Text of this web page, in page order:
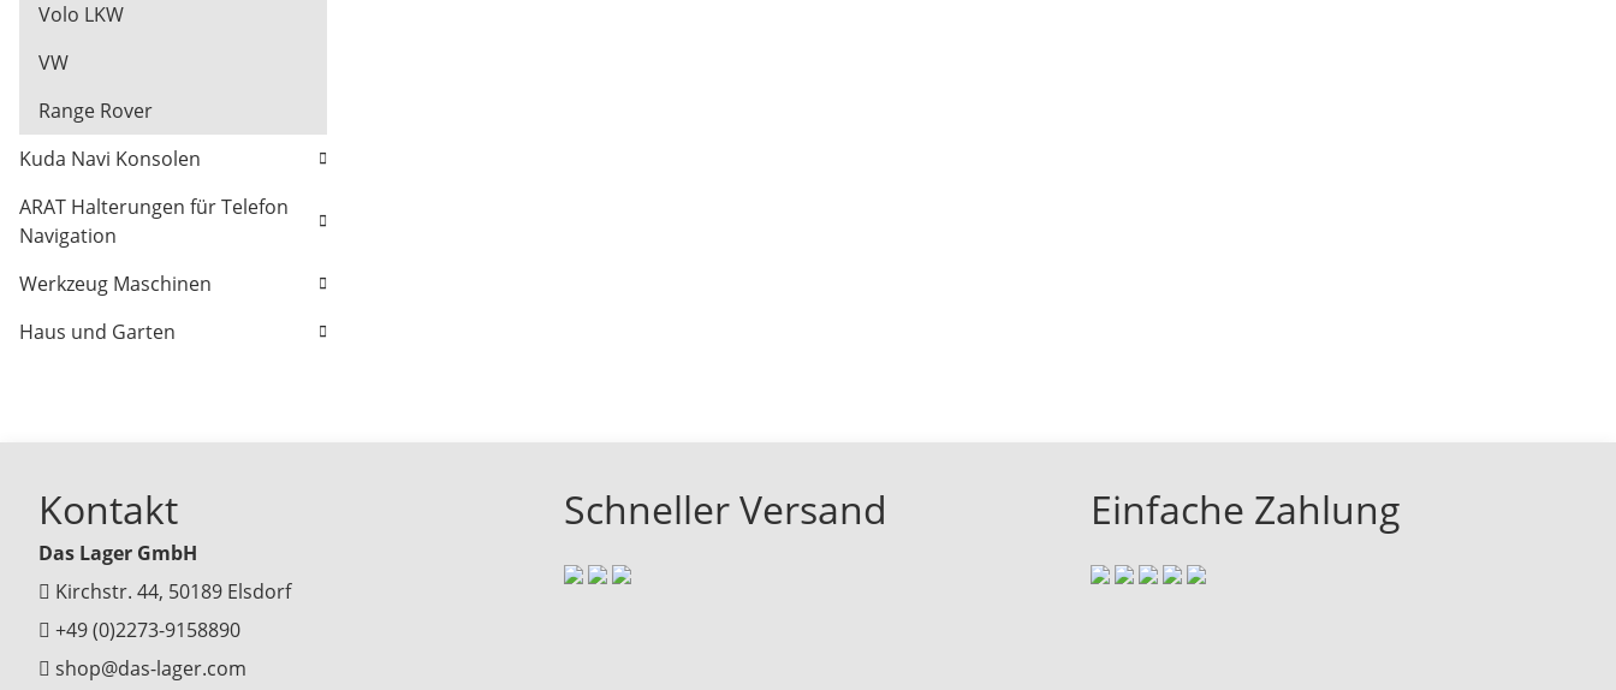
Volo LKW
VW
Range Rover
Kuda Navi Konsolen
ARAT Halterungen für Telefon
Navigation
Werkzeug Maschinen
Haus und Garten
Kontakt
Das Lager GmbH
Kirchstr. 44, 50189 Elsdorf
+49 (0)2273-9158890
shop@das-lager.com
Schneller Versand Einfache Zahlung